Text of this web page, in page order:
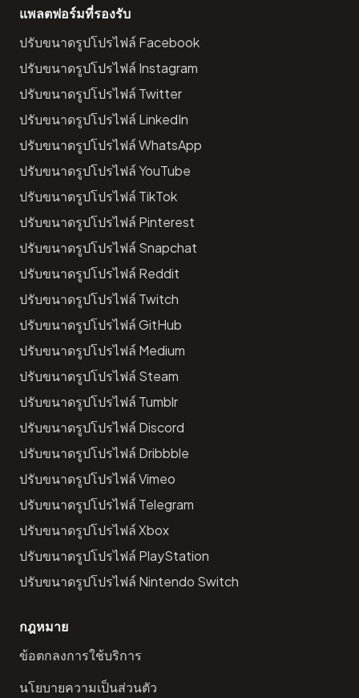
แพลตฟอร์มที่รองรับ
ปรับขนาดรูปโปรไฟล์ Facebook
ปรับขนาดรูปโปรไฟล์ Instagram
ปรับขนาดรูปโปรไฟล์ Twitter
ปรับขนาดรูปโปรไฟล์ LinkedIn
ปรับขนาดรูปโปรไฟล์ WhatsApp
ปรับขนาดรูปโปรไฟล์ YouTube
ปรับขนาดรูปโปรไฟล์ TikTok
ปรับขนาดรูปโปรไฟล์ Pinterest
ปรับขนาดรูปโปรไฟล์ Snapchat
ปรับขนาดรูปโปรไฟล์ Reddit
ปรับขนาดรูปโปรไฟล์ Twitch
ปรับขนาดรูปโปรไฟล์ GitHub
ปรับขนาดรูปโปรไฟล์ Medium
ปรับขนาดรูปโปรไฟล์ Steam
ปรับขนาดรูปโปรไฟล์ Tumblr
ปรับขนาดรูปโปรไฟล์ Discord
ปรับขนาดรูปโปรไฟล์ Dribbble
ปรับขนาดรูปโปรไฟล์ Vimeo
ปรับขนาดรูปโปรไฟล์ Telegram
ปรับขนาดรูปโปรไฟล์ Xbox
ปรับขนาดรูปโปรไฟล์ PlayStation
ปรับขนาดรูปโปรไฟล์ Nintendo Switch
กฎหมาย
ข้อตกลงการใช้บริการ
นโยบายความเป็นส่วนตัว